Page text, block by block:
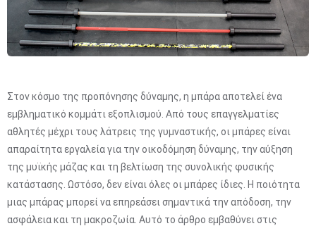
Στον κόσμο της προπόνησης δύναμης, η μπάρα αποτελεί ένα
εμβληματικό κομμάτι εξοπλισμού. Από τους επαγγελματίες
αθλητές μέχρι τους λάτρεις της γυμναστικής, οι μπάρες είναι
απαραίτητα εργαλεία για την οικοδόμηση δύναμης, την αύξηση
της μυϊκής μάζας και τη βελτίωση της συνολικής φυσικής
κατάστασης. Ωστόσο, δεν είναι όλες οι μπάρες ίδιες. Η ποιότητα
μιας μπάρας μπορεί να επηρεάσει σημαντικά την απόδοση, την
ασφάλεια και τη μακροζωία. Αυτό το άρθρο εμβαθύνει στις